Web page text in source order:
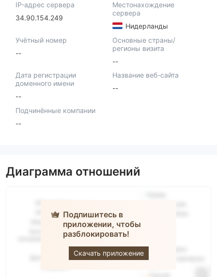
IP-адрес сервера
34.90.154.249
Местонахождение
сервера
Нидерланды
Учётный номер
--
Основные страны/
регионы визита
--
Дата регистрации
доменного имени
--
Название веб-сайта
--
Подчинённые компании
--
Диаграмма отношений
Подпишитесь в
приложении, чтобы
разблокировать!
Скачать приложение
NexaMarkets